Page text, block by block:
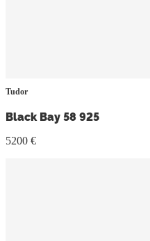
Tudor
Black Bay 58 925
5200 €